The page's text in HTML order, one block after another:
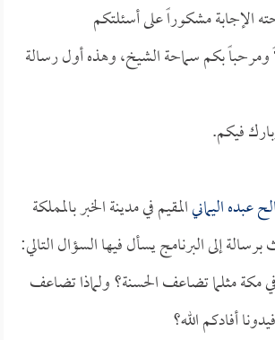
الإجابة مشكوراً على أسئلتكم
ومرحباً بكم سماحة الشيخ، وهذه أول رسالة
فيكم.
عبده اليمانيالمقيم في مدينة الخبر بالمملكة
إلى البرنامج يسأل فيها السؤال التالي:
مثلما تضاعف الحسنة؟ ولماذا تضاعف
أفادكم الله؟